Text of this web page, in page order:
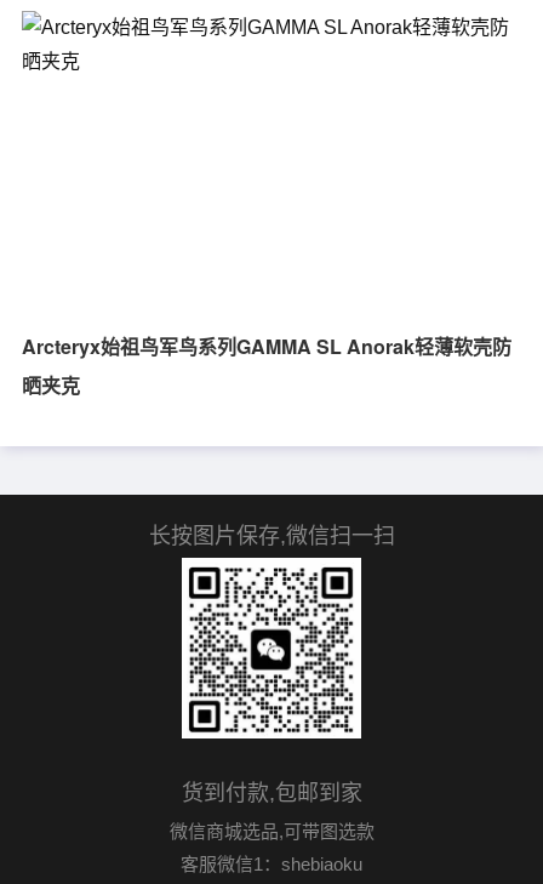
Arcteryx始祖鸟军鸟系列GAMMA SL Anorak轻薄软壳防
晒夹克
长按图片保存,微信扫一扫
货到付款,包邮到家
微信商城选品,可带图选款
客服微信1：shebiaoku